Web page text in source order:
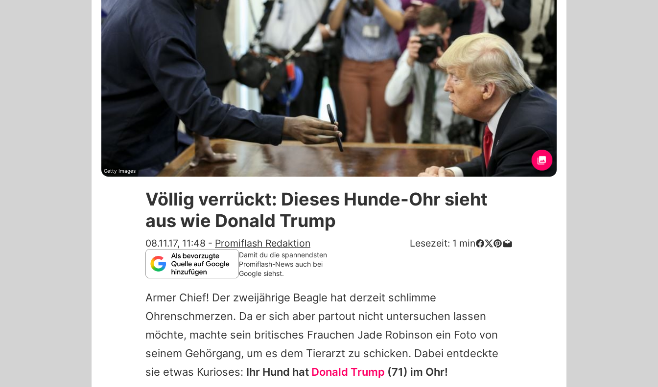
Promiflash Exklusiv
Alle Themen auf Promiflash
App runterladen
Team
Redaktionelle Richtlinien
Impressum
Datenschutzerklärung
Nutzungsbedingungen
Utiq verwalten
Getty Images
Völlig verrückt: Dieses Hunde-Ohr sieht
aus wie Donald Trump
08.11.17, 11:48 - Promiflash Redaktion Lesezeit: 1 min
Damit du die spannendsten
Promiflash-News auch bei
Google siehst.
Armer Chief! Der zweijährige Beagle hat derzeit schlimme
Ohrenschmerzen. Da er sich aber partout nicht untersuchen lassen
möchte, machte sein britisches Frauchen Jade Robinson ein Foto von
seinem Gehörgang, um es dem Tierarzt zu schicken. Dabei entdeckte
sie etwas Kurioses: Ihr Hund hat Donald Trump (71) im Ohr!